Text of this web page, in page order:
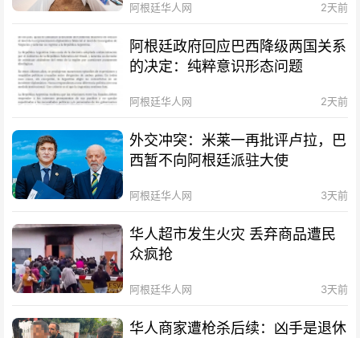
阿根廷华人网 2天前
阿根廷政府回应巴西降级两国关系
的决定：纯粹意识形态问题
阿根廷华人网 2天前
外交冲突：米莱一再批评卢拉，巴
西暂不向阿根廷派驻大使
阿根廷华人网 3天前
华人超市发生火灾 丢弃商品遭民
众疯抢
阿根廷华人网 3天前
华人商家遭枪杀后续：凶手是退休